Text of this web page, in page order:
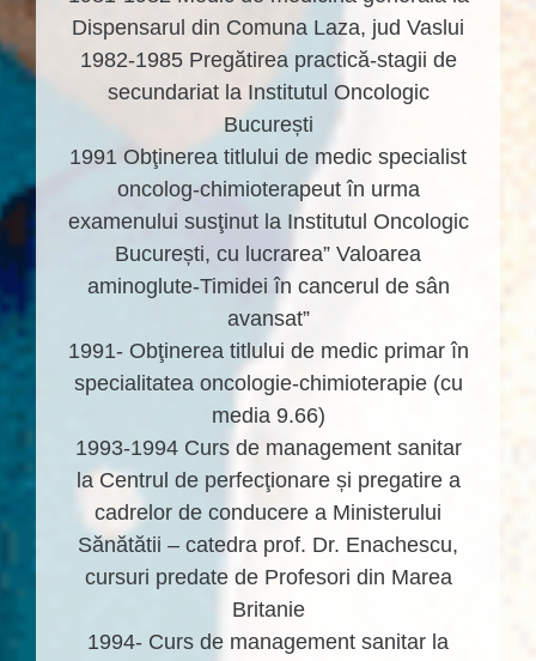
Dispensarul din Comuna Laza, jud Vaslui
1982-1985 Pregătirea practică-stagii de
secundariat la Institutul Oncologic
București
1991 Obţinerea titlului de medic specialist
oncolog-chimioterapeut în urma
examenului susţinut la Institutul Oncologic
București, cu lucrarea” Valoarea
aminoglute-Timidei în cancerul de sân
avansat”
1991- Obţinerea titlului de medic primar în
specialitatea oncologie-chimioterapie (cu
media 9.66)
1993-1994 Curs de management sanitar
la Centrul de perfecţionare și pregatire a
cadrelor de conducere a Ministerului
Sănătătii – catedra prof. Dr. Enachescu,
cursuri predate de Profesori din Marea
Britanie
1994- Curs de management sanitar la